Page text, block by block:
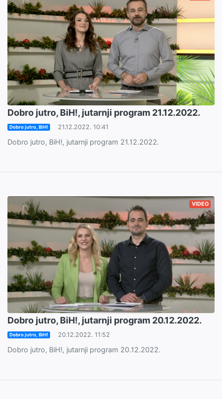
Dobro jutro, BiH!, jutarnji program 21.12.2022.
Dobro jutro, BiH! 21.12.2022. 10:41
Dobro jutro, BiH!, jutarnji program 21.12.2022.
VIDEO
Dobro jutro, BiH!, jutarnji program 20.12.2022.
Dobro jutro, BiH! 20.12.2022. 11:52
Dobro jutro, BiH!, jutarnji program 20.12.2022.